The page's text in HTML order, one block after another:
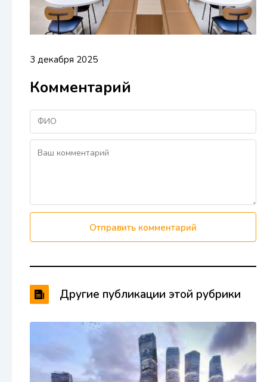
3 декабря 2025
Комментарий
Отправить комментарий
Другие публикации этой рубрики